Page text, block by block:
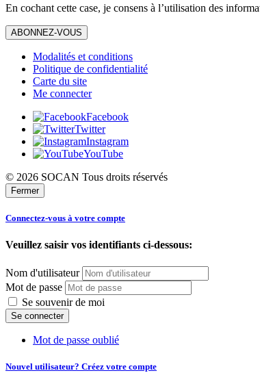
En cochant cette case, je consens à l’utilisation des
ABONNEZ-VOUS
Modalités et conditions
Politique de confidentialité
Carte du site
Me connecter
Facebook
Twitter
Instagram
YouTube
© 2026 SOCAN Tous droits réservés
Fermer
Connectez-vous à votre compte
Veuillez saisir vos identifiants ci-dessous:
Nom d'utilisateur
Mot de passe
Se souvenir de moi
Mot de passe oublié
Nouvel utilisateur? Créez votre compte